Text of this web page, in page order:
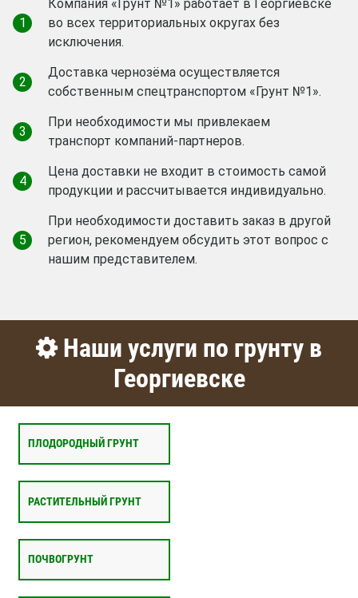
1
Компания «Грунт №1» работает в Георгиевске
во всех территориальных округах без
исключения.
2
Доставка чернозёма осуществляется
собственным спецтранспортом «Грунт №1».
3
При необходимости мы привлекаем
транспорт компаний-партнеров.
4
Цена доставки не входит в стоимость самой
продукции и рассчитывается индивидуально.
5
При необходимости доставить заказ в другой
регион, рекомендуем обсудить этот вопрос с
нашим представителем.
Наши услуги по грунту в
Георгиевске
ПЛОДОРОДНЫЙ ГРУНТ
РАСТИТЕЛЬНЫЙ ГРУНТ
ПОЧВОГРУНТ